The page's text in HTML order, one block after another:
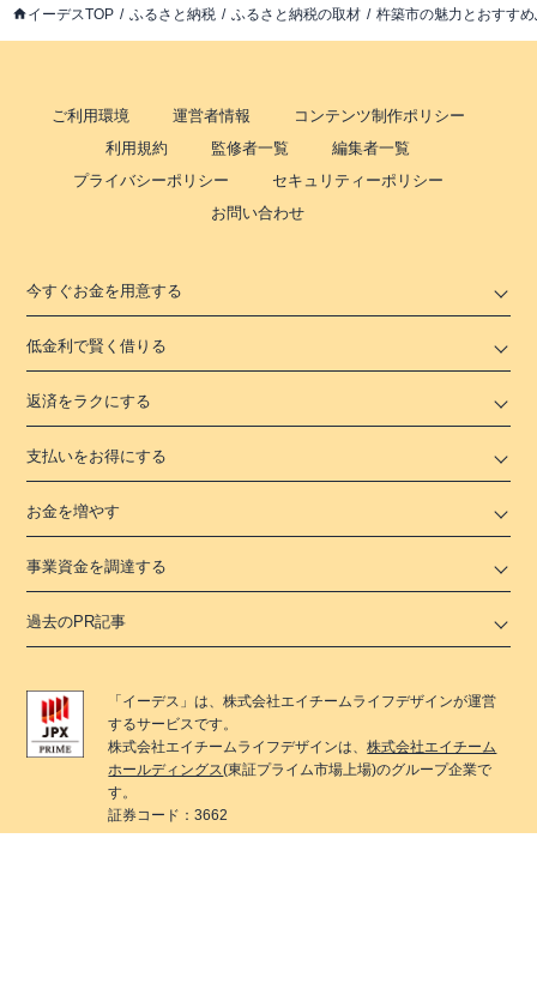
イーデスTOP ふるさと納税 ふるさと納税の取材 杵築市の魅力とおすす
ご利用環境 運営者情報
コンテンツ制作ポリシー
利用規約
監修者一覧
編集者一覧
プライバシーポリシー
セキュリティーポリシー
お問い合わせ
今すぐお金を用意する
低金利で賢く借りる
返済をラクにする
支払いをお得にする
お金を増やす
事業資金を調達する
過去のPR記事
「 イーデス 」は、株式会社エイチームライフデザインが運営
するサービスです。
株式会社エイチームライフデザインは、株式会社エイチーム
ホールディングス(東証プライム市場上場)のグループ企業で
す。
証券コード：3662